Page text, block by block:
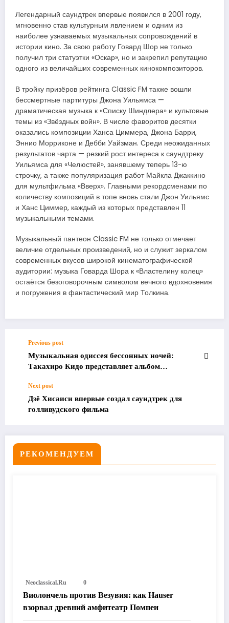
Легендарный саундтрек впервые появился в 2001 году,
мгновенно став культурным явлением и одним из
наиболее узнаваемых музыкальных сопровождений в
истории кино. За свою работу Говард Шор не только
получил три статуэтки «Оскар», но и закрепил репутацию
одного из величайших современных кинокомпозиторов.
В тройку призёров рейтинга Classic FM также вошли
бессмертные партитуры Джона Уильямса —
драматическая музыка к «Списку Шиндлера» и культовые
темы из «Звёздных войн». В числе фаворитов десятки
оказались композиции Ханса Циммера, Джона Барри,
Эннио Морриконе и Дебби Уайзман. Среди неожиданных
результатов чарта — резкий рост интереса к саундтреку
Уильямса для «Челюстей», занявшему теперь 13-ю
строчку, а также популяризация работ Майкла Джаккино
для мультфильма «Вверх». Главными рекордсменами по
количеству композиций в топе вновь стали Джон Уильямс
и Ханс Циммер, каждый из которых представлен 11
музыкальными темами.
Музыкальный пантеон Classic FM не только отмечает
величие отдельных произведений, но и служит зеркалом
современных вкусов широкой кинематографической
аудитории: музыка Говарда Шора к «Властелину колец»
остаётся безоговорочным символом вечного вдохновения
и погружения в фантастический мир Толкина.
Previous post
Музыкальная одиссея бессонных ночей:
Такахиро Кидо представляет альбом
Next post
Дзё Хисаиси впервые создал саундтрек для
голливудского фильма
РЕКОМЕНДУЕМ
Neoclassical.ru 0
Виолончель против Везувия: как Hauser
взорвал древний амфитеатр Помпеи